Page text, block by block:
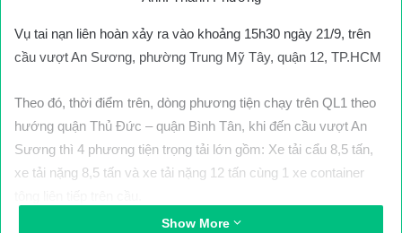
Vụ tai nạn liên hoàn xảy ra vào khoảng 15h30 ngày 21/9, trên
cầu vượt An Sương, phường Trung Mỹ Tây, quận 12, TP.HCM
Theo đó, thời điểm trên, dòng phương tiện chạy trên QL1 theo
hướng quận Thủ Đức – quận Bình Tân, khi đến cầu vượt An
Sương thì 4 phương tiện trọng tải lớn gồm: Xe tải cẩu 8,5 tấn,
xe tải nặng 8,5 tấn và xe tải nặng 12 tấn cùng 1 xe container
Show More